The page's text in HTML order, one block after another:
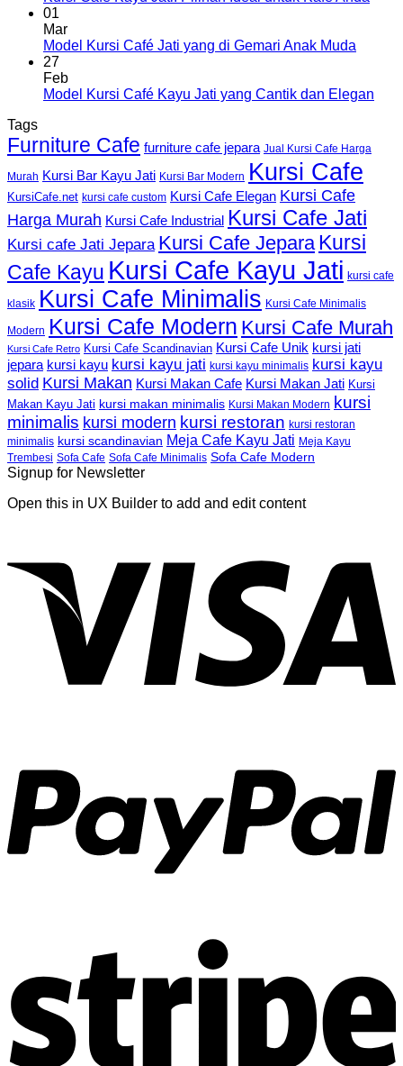
01
Mar
Model Kursi Café Jati yang di Gemari Anak Muda
27
Feb
Model Kursi Café Kayu Jati yang Cantik dan Elegan
Tags
Furniture Cafe furniture cafe jepara Jual Kursi Cafe Harga
Murah Kursi Bar Kayu Jati Kursi Bar Modern Kursi Cafe
KursiCafe.net kursi cafe custom Kursi Cafe Elegan Kursi Cafe
Harga Murah Kursi Cafe Industrial Kursi Cafe Jati
Kursi cafe Jati Jepara Kursi Cafe Jepara Kursi
Cafe Kayu Kursi Cafe Kayu Jati kursi cafe
klasik Kursi Cafe Minimalis Kursi Cafe Minimalis
Modern Kursi Cafe Modern Kursi Cafe Murah
Kursi Cafe Retro Kursi Cafe Scandinavian Kursi Cafe Unik kursi jati
jepara kursi kayu kursi kayu jati kursi kayu minimalis kursi kayu
solid Kursi Makan Kursi Makan Cafe Kursi Makan Jati Kursi
Makan Kayu Jati kursi makan minimalis Kursi Makan Modern
kursi
minimalis kursi modern kursi restoran kursi restoran
minimalis kursi scandinavian Meja Cafe Kayu Jati Meja Kayu
Trembesi Sofa Cafe Sofa Cafe Minimalis Sofa Cafe Modern
Signup for Newsletter
Open this in UX Builder to add and edit content